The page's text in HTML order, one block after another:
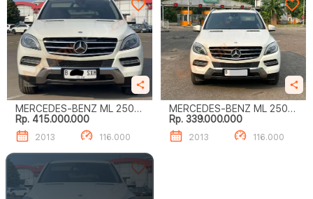
MERCEDES-BENZ ML 250
CDI
Rp. 415.000.000
2013 116.000
MERCEDES-BENZ ML 250
CDI
Rp. 339.000.000
2013 116.000